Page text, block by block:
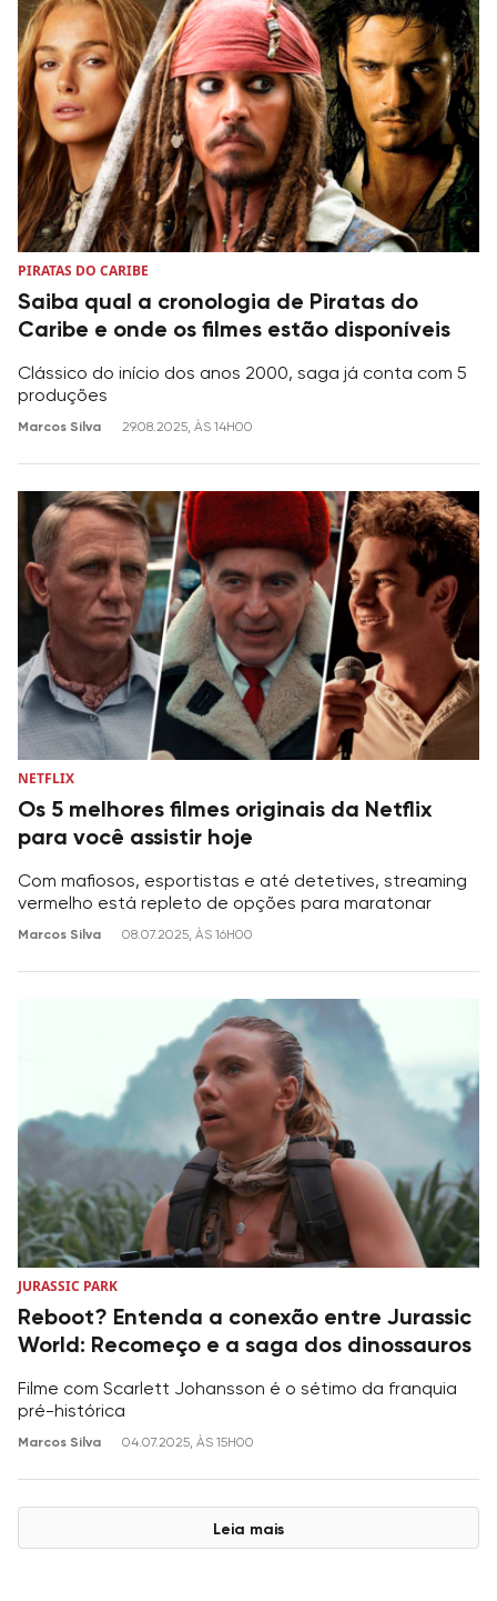
PIRATAS DO CARIBE
Saiba qual a cronologia de Piratas do
Caribe e onde os filmes estão disponíveis
Clássico do início dos anos 2000, saga já conta com 5
produções
Marcos Silva 29.08.2025, ÀS 14H00
NETFLIX
Os 5 melhores filmes originais da Netflix
para você assistir hoje
Com mafiosos, esportistas e até detetives, streaming
vermelho está repleto de opções para maratonar
Marcos Silva 08.07.2025, ÀS 16H00
JURASSIC PARK
Reboot? Entenda a conexão entre Jurassic
World: Recomeço e a saga dos dinossauros
Filme com Scarlett Johansson é o sétimo da franquia
pré-histórica
Marcos Silva 04.07.2025, ÀS 15H00
Leia mais